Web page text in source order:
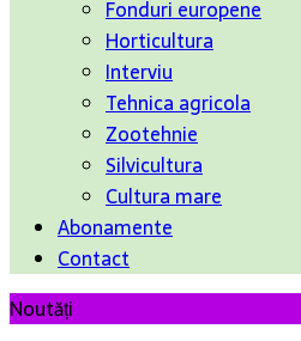
Fonduri europene
Horticultura
Interviu
Tehnica agricola
Zootehnie
Silvicultura
Cultura mare
Abonamente
Contact
Noutăți